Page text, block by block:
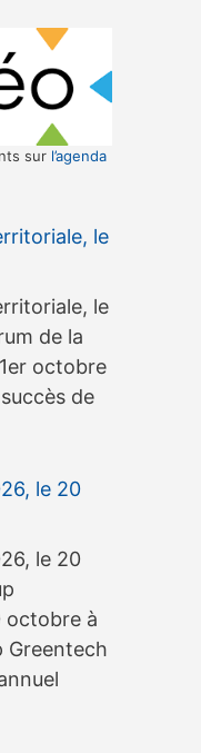
sur l’agenda
le
le
de la
octobre
de
le 20
le 20
octobre à
Greentech